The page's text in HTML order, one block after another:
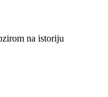
na istoriju